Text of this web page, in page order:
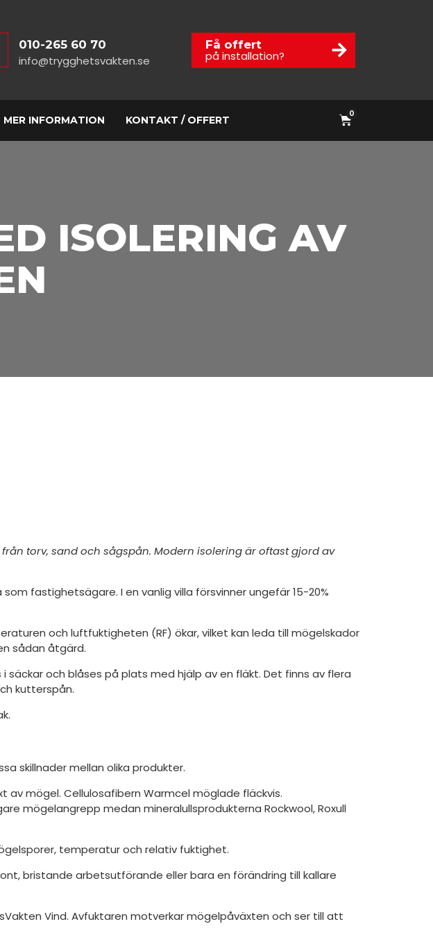
010-265 60 70
info@trygghetsvakten.se
Få offert
på installation?
MER INFORMATION KONTAKT / OFFERT
0
ISOLERING AV
torv, sand och sågspån. Modern isolering är oftast gjord av
fastighetsägare. I en vanlig villa försvinner ungefär 15-20%
och luftfuktigheten (RF) ökar, vilket kan leda till mögelskador
sådan åtgärd.
och blåses på plats med hjälp av en fläkt. Det finns av flera
kutterspån.
skillnader mellan olika produkter.
av mögel. Cellulosafibern Warmcel möglade fläckvis.
mögelangrepp medan mineralullsprodukterna Rockwool, Roxull
temperatur och relativ fuktighet.
bristande arbetsutförande eller bara en förändring till kallare
Vind. Avfuktaren motverkar mögelpåväxten och ser till att